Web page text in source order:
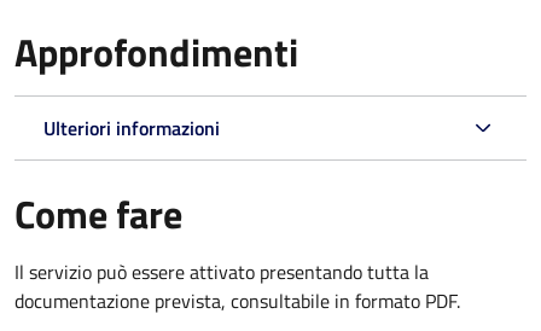
Approfondimenti
Ulteriori informazioni
Come fare
Il servizio può essere attivato presentando tutta la
documentazione prevista, consultabile in formato PDF.